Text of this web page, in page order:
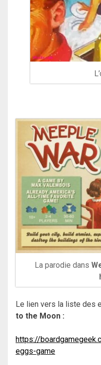
La parodie dans
Le lien vers la liste des
to the Moon :
https://
eggs-game